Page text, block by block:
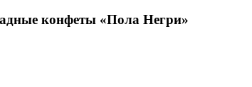
конфеты «Пола Негри»